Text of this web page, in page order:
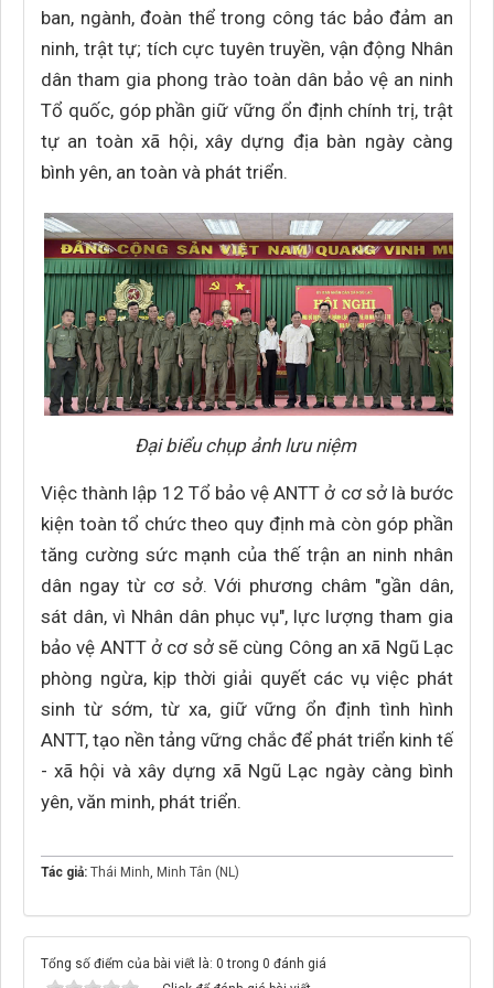
ban, ngành, đoàn thể trong công tác bảo đảm an
ninh, trật tự; tích cực tuyên truyền, vận động Nhân
dân tham gia phong trào toàn dân bảo vệ an ninh
Tổ quốc, góp phần giữ vững ổn định chính trị, trật
tự an toàn xã hội, xây dựng địa bàn ngày càng
bình yên, an toàn và phát triển.
Đại biểu chụp ảnh lưu niệm
Việc thành lập 12 Tổ bảo vệ ANTT ở cơ sở là bước
kiện toàn tổ chức theo quy định mà còn góp phần
tăng cường sức mạnh của thế trận an ninh nhân
dân ngay từ cơ sở. Với phương châm "gần dân,
sát dân, vì Nhân dân phục vụ", lực lượng tham gia
bảo vệ ANTT ở cơ sở sẽ cùng Công an xã Ngũ Lạc
phòng ngừa, kịp thời giải quyết các vụ việc phát
sinh từ sớm, từ xa, giữ vững ổn định tình hình
ANTT, tạo nền tảng vững chắc để phát triển kinh tế
- xã hội và xây dựng xã Ngũ Lạc ngày càng bình
yên, văn minh, phát triển.
Tác giả: Thái Minh, Minh Tân (NL)
Tổng số điểm của bài viết là: 0 trong 0 đánh giá